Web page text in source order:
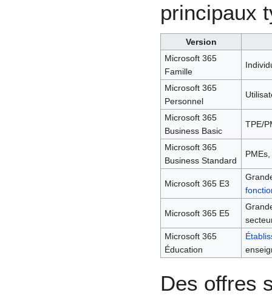
principaux
Version
Microsoft 365
Famille
Microsoft 365
Personnel
Microsoft 365
Business Basic
TPE/
Microsoft 365
Business Standard
Microsoft 365 E3
Microsoft 365 E5
Microsoft 365
Éducation
Des offres